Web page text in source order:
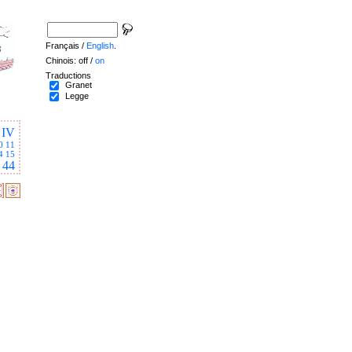
IV
11
15
44
Français / English
Chinois: off / on
Traductions
Granet
Legge